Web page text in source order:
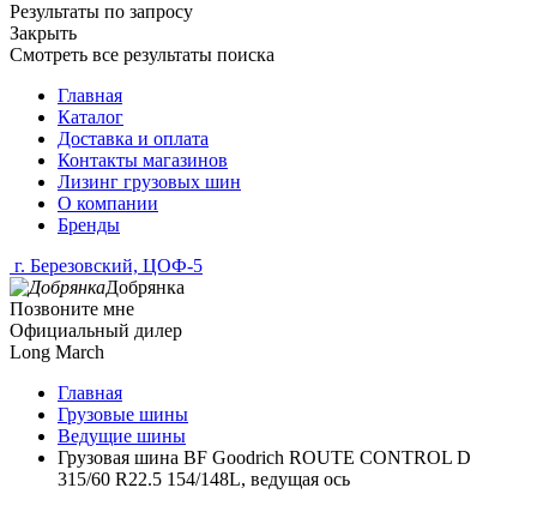
Результаты по запросу
Закрыть
Смотреть все результаты поиска
Главная
Каталог
Доставка и оплата
Контакты магазинов
Лизинг грузовых шин
О компании
Бренды
г. Березовский, ЦОФ-5
Добрянка
Позвоните мне
Официальный дилер
Long March
Главная
Грузовые шины
Ведущие шины
Грузовая шина BF Goodrich ROUTE CONTROL D
315/60 R22.5 154/148L, ведущая ось